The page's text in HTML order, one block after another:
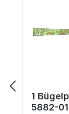
1
5882-